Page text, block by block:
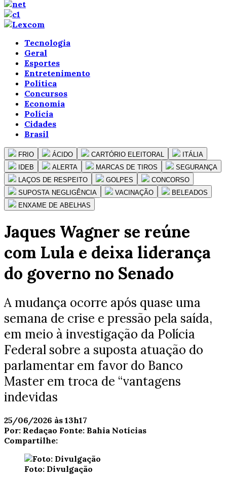
Tecnologia
Geral
Esportes
Entretenimento
Política
Concursos
Economia
Polícia
Cidades
Brasil
FRIO ÁCIDO CARTÓRIO ELEITORAL
ITÁLIA
IDEB
ALERTA MARCAS DE TIROS
SEGURANÇA
LAÇOS DE RESPEITO
GOLPES
CONCORSO
SUPOSTA NEGLIGÊNCIA
VACINAÇÃO
BELEADOS
ENXAME DE ABELHAS
Jaques Wagner se reúne
com Lula e deixa liderança
do governo no Senado
A mudança ocorre após quase uma
semana de crise e pressão pela saída,
em meio à investigação da Polícia
Federal sobre a suposta atuação do
parlamentar em favor do Banco
Master em troca de “vantagens
indevidas
25/06/2026 às 13h17
Por: Redaçao Fonte: Bahia Notícias
Compartilhe:
Foto: Divulgação